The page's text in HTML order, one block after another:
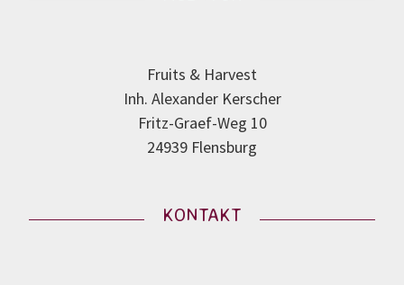
Fruits & Harvest
Inh. Alexander Kerscher
Fritz-Graef-Weg 10
24939 Flensburg
KONTAKT